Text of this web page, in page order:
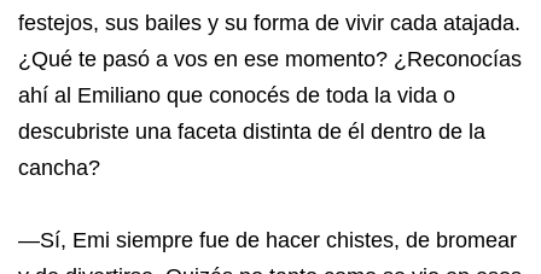
festejos, sus bailes y su forma de vivir cada atajada.
¿Qué te pasó a vos en ese momento? ¿Reconocías
ahí al Emiliano que conocés de toda la vida o
descubriste una faceta distinta de él dentro de la
cancha?
—Sí, Emi siempre fue de hacer chistes, de bromear